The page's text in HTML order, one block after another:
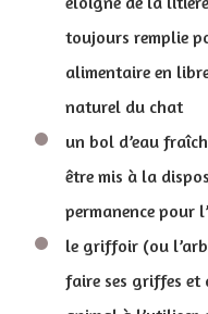
toujours remplie
alimentaire en
naturel du chat
un bol d’eau
être mis à la
permanence pour
le griffoir (ou
faire ses griffes et